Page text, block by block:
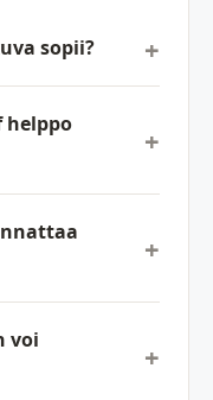
sopii?
helppo
voi